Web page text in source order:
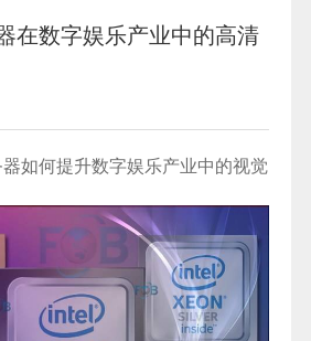
在数字娱乐产业中的高清
如何提升数字娱乐产业中的视觉